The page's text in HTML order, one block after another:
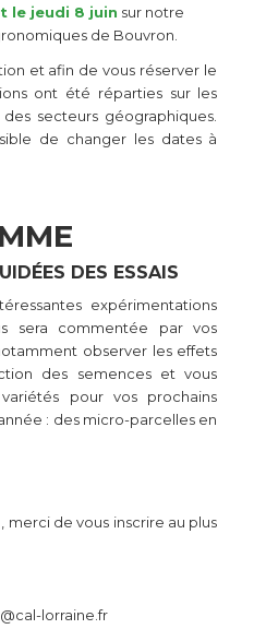
le jeudi 8 juin sur notre
de Bouvron.
et afin de vous réserver le
ont été réparties sur les
secteurs géographiques.
de changer les dates à
DES ESSAIS
expérimentations
sera commentée par vos
observer les effets
des semences et vous
pour vos prochains
: des micro-parcelles en
merci de vous inscrire au plus
lorraine.fr